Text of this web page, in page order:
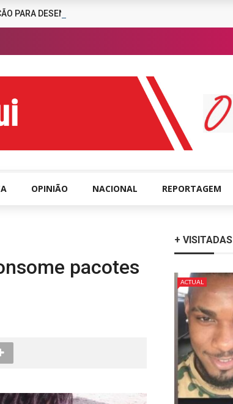
PARA DESENCORAJAR A CRIMINALIDADE
OPINIÃO NACIONAL REPORTAGEM
pacotes
+ VISITADAS
ACTUAL